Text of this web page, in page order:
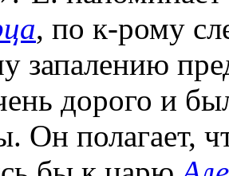
, по к-рому
запалению
дорого и
Он полагает,